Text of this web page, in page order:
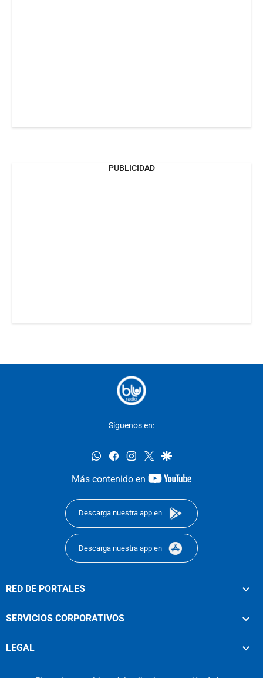
PUBLICIDAD
Síguenos en:
whatsappfacebookinstagram
twittergoogle
Más contenido en
youtube-
Descarga nuestra app en
Descarga nuestra app en
RED DE PORTALES
SERVICIOS CORPORATIVOS
LEGAL